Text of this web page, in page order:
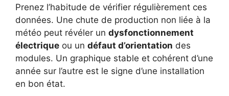
Prenez l’habitude de vérifier régulièrement ces
données. Une chute de production non liée à la
météo peut révéler un dysfonctionnement
électrique ou un défaut d’orientation des
modules. Un graphique stable et cohérent d’une
année sur l’autre est le signe d’une installation
en bon état.